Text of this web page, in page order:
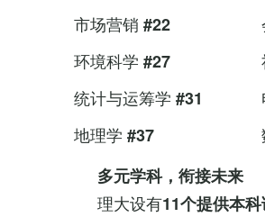
市场营销 #22
环境科学 #27
统计与运筹学 #31
地理学 #37
多元学科，衔接未来
理大设有11个提供本